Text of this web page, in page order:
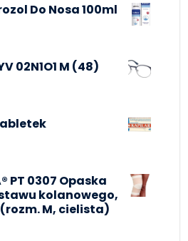
Do Nosa 100ml
02N1O1 M (48)
PT 0307 Opaska
kolanowego,
M, cielista)